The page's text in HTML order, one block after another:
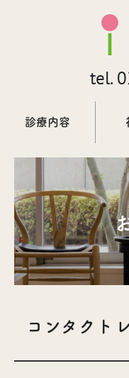
tel.
診療内容
コンタクト